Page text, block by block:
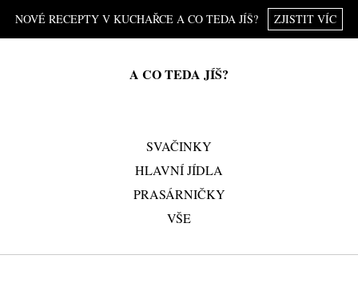
NOVÉ RECEPTY V KUCHAŘCE A CO TEDA JÍŠ? ZJISTIT VÍC
A CO TEDA JÍŠ?
SVAČINKY
HLAVNÍ JÍDLA
PRASÁRNIČKY
VŠE